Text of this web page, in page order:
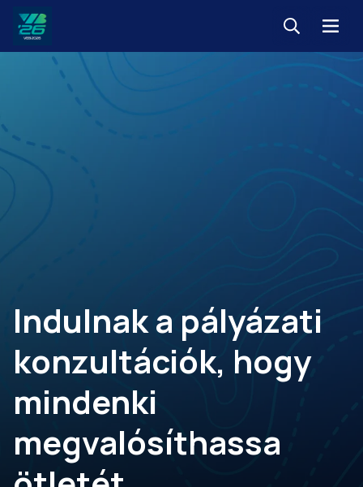
Veszprém-
KeresésMenü
Indulnak a pályázati
konzultációk, hogy
mindenki
megvalósíthassa